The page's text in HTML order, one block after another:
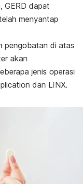
GERD dapat
menyantap
pengobatan di atas
akan
jenis operasi
dan LINX.